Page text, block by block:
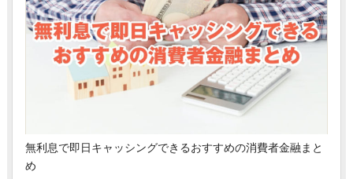
無利息で即日キャッシングできるおすすめの消費者金融まと
め